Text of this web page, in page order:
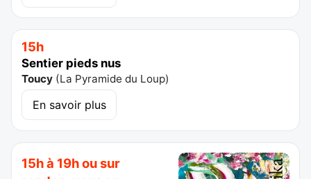
15h
Sentier pieds nus
Toucy (La Pyramide du Loup)
En savoir plus
15h à 19h ou sur